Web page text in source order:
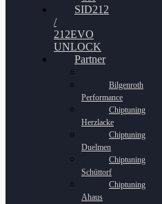
SID212
/
212EVO
UNLOCK
Partner
Bilgenroth
Performance
Chiptuning
Herzlacke
Chiptuning
Duelmen
Chiptuning
Schüttorf
Chiptuning
Ahaus